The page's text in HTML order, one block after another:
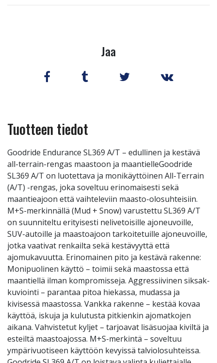
Jaa
Tuotteen tiedot
Goodride Endurance SL369 A/T – edullinen ja kestävä
all-terrain-rengas maastoon ja maantielleGoodride
SL369 A/T on luotettava ja monikäyttöinen All-Terrain
(A/T) -rengas, joka soveltuu erinomaisesti sekä
maantieajoon että vaihteleviin maasto-olosuhteisiin.
M+S-merkinnällä (Mud + Snow) varustettu SL369 A/T
on suunniteltu erityisesti nelivetoisille ajoneuvoille,
SUV-autoille ja maastoajoon tarkoitetuille ajoneuvoille,
jotka vaativat renkailta sekä kestävyyttä että
ajomukavuutta. Erinomainen pito ja kestävä rakenne:
Monipuolinen käyttö – toimii sekä maastossa että
maantiellä ilman kompromisseja. Aggressiivinen siksak-
kuviointi – parantaa pitoa hiekassa, mudassa ja
kivisessä maastossa. Vankka rakenne – kestää kovaa
käyttöä, iskuja ja kulutusta pitkienkin ajomatkojen
aikana. Vahvistetut kyljet – tarjoavat lisäsuojaa kiviltä ja
esteiltä maastoajossa. M+S-merkintä – soveltuu
ympärivuotiseen käyttöön kevyissä talviolosuhteissa.